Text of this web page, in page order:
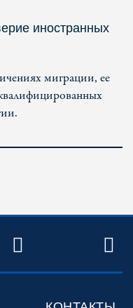
иностранных
миграции, ее
YOUTUBE